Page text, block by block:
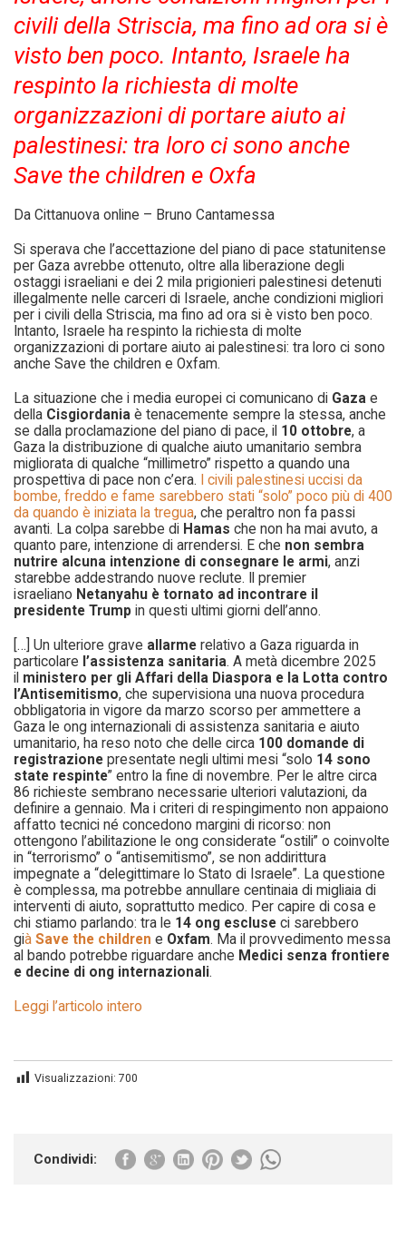
civili della Striscia, ma fino ad ora si è
visto ben poco. Intanto, Israele ha
respinto la richiesta di molte
organizzazioni di portare aiuto ai
palestinesi: tra loro ci sono anche
Save the children e Oxfa
Da Cittanuova online – Bruno Cantamessa
Si sperava che l’accettazione del piano di pace statunitense
per Gaza avrebbe ottenuto, oltre alla liberazione degli
ostaggi israeliani e dei 2 mila prigionieri palestinesi detenuti
illegalmente nelle carceri di Israele, anche condizioni migliori
per i civili della Striscia, ma fino ad ora si è visto ben poco.
Intanto, Israele ha respinto la richiesta di molte
organizzazioni di portare aiuto ai palestinesi: tra loro ci sono
anche Save the children e Oxfam.
La situazione che i media europei ci comunicano di Gaza e
della Cisgiordania è tenacemente sempre la stessa, anche
se dalla proclamazione del piano di pace, il 10 ottobre, a
Gaza la distribuzione di qualche aiuto umanitario sembra
migliorata di qualche “millimetro” rispetto a quando una
prospettiva di pace non c’era.
I civili palestinesi uccisi da
bombe, freddo e fame sarebbero stati “solo” poco più di 400
da quando è iniziata la tregua, che peraltro non fa passi
avanti. La colpa sarebbe di Hamas che non ha mai avuto, a
quanto pare, intenzione di arrendersi. E che non sembra
nutrire alcuna intenzione di consegnare le armi, anzi
starebbe addestrando nuove reclute. Il premier
israeliano Netanyahu è tornato ad incontrare il
presidente Trump in questi ultimi giorni dell’anno.
[…] Un ulteriore grave allarme relativo a Gaza riguarda in
particolare l’assistenza sanitaria. A metà dicembre 2025
il ministero per gli Affari della Diaspora e la Lotta contro
l’Antisemitismo, che supervisiona una nuova procedura
obbligatoria in vigore da marzo scorso per ammettere a
Gaza le ong internazionali di assistenza sanitaria e aiuto
umanitario, ha reso noto che delle circa 100 domande di
registrazione presentate negli ultimi mesi “solo 14 sono
state respinte” entro la fine di novembre. Per le altre circa
86 richieste sembrano necessarie ulteriori valutazioni, da
definire a gennaio. Ma i criteri di respingimento non appaiono
affatto tecnici né concedono margini di ricorso: non
ottengono l’abilitazione le ong considerate “ostili” o coinvolte
in “terrorismo” o “antisemitismo”, se non addirittura
impegnate a “delegittimare lo Stato di Israele”. La questione
è complessa, ma potrebbe annullare centinaia di migliaia di
interventi di aiuto, soprattutto medico. Per capire di cosa e
chi stiamo parlando: tra le 14 ong escluse ci sarebbero
già Save the children e Oxfam. Ma il provvedimento messa
al bando potrebbe riguardare anche Medici senza frontiere
e decine di ong internazionali.
Leggi l’articolo intero
Visualizzazioni: 700
Condividi: